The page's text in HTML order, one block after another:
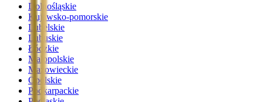
Dolnośląskie
Kujawsko-pomorskie
Lubelskie
Lubuskie
Łódzkie
Małopolskie
Mazowieckie
Opolskie
Podkarpackie